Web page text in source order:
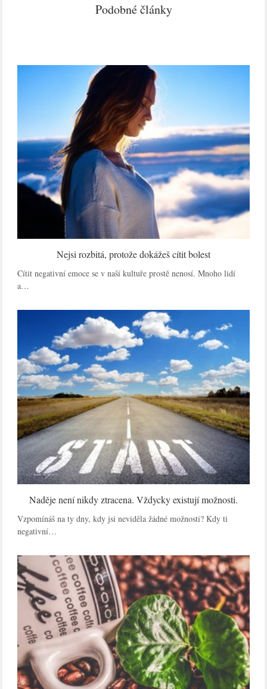
Podobné články
Nejsi rozbitá, protože dokážeš cítit bolest
Cítit negativní emoce se v naší kultuře prostě nenosí. Mnoho lidí
a…
Naděje není nikdy ztracena. Vždycky existují možnosti.
Vzpomínáš na ty dny, kdy jsi neviděla žádné možnosti? Kdy ti
negativní…